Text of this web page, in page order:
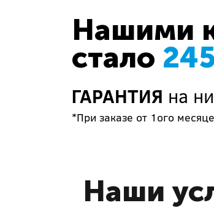
Нашими
стало
ГАРАНТИЯ на
*При заказе от 1ого
Наши